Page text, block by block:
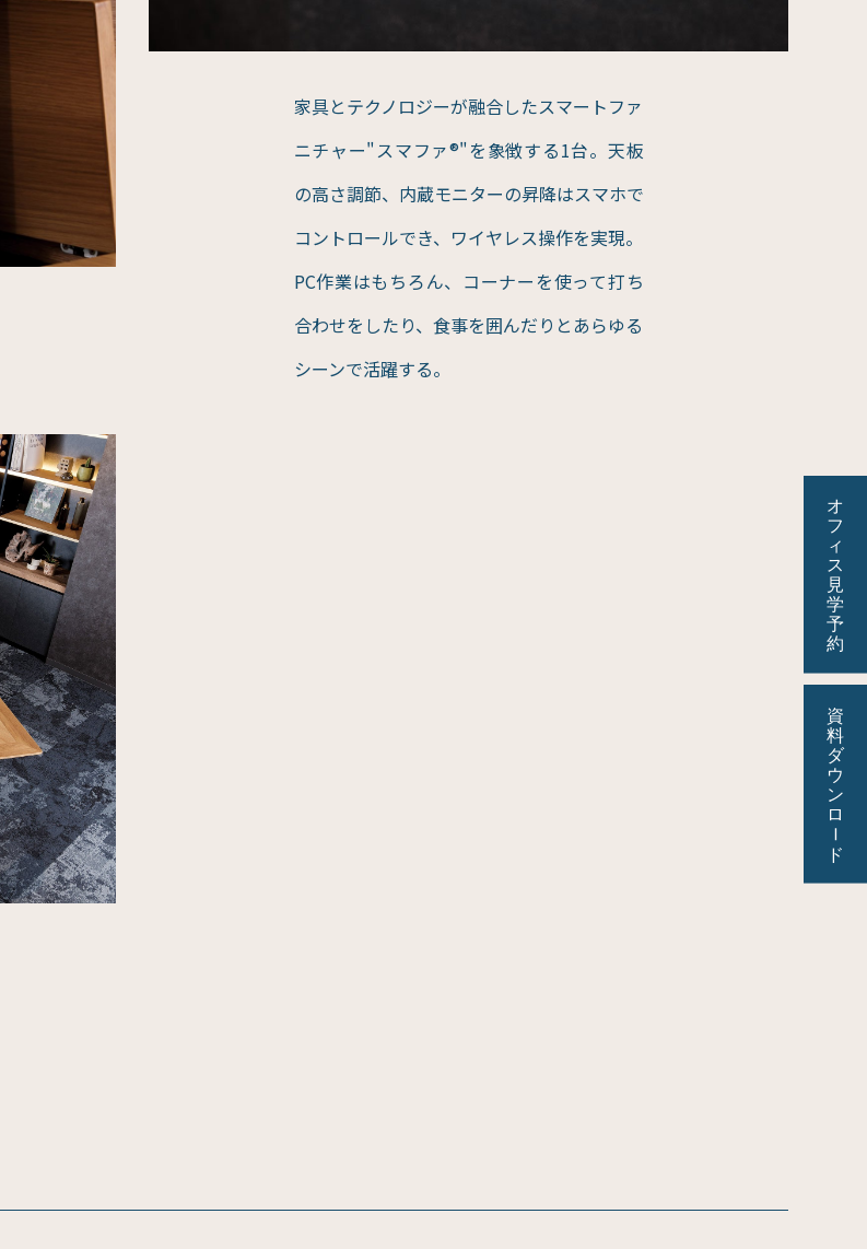
家具とテクノロジーが融合したスマートファ
ニチャー"スマファ®"を象徴する1台。天板
の高さ調節、内蔵モニターの昇降はスマホで
コントロールでき、ワイヤレス操作を実現。
PC作業はもちろん、コーナーを使って打ち
合わせをしたり、食事を囲んだりとあらゆる
シーンで活躍する。